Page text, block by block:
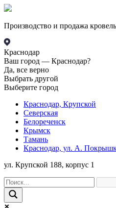
Производство и продажа
Краснодар
Ваш город — Краснодар?
Да, все верно
Выбрать другой
Выберите город
Краснодар, Крупской
Северская
Белореченск
Крымск
Тамань
Краснодар, ул. А.
ул. Крупской 188, корпус 1